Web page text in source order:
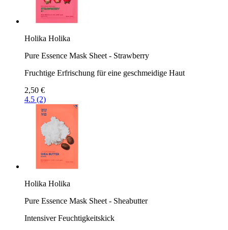
Holika Holika
Pure Essence Mask Sheet - Strawberry
Fruchtige Erfrischung für eine geschmeidige Haut
2,50 €
4.5 (2)
Holika Holika
Pure Essence Mask Sheet - Sheabutter
Intensiver Feuchtigkeitskick